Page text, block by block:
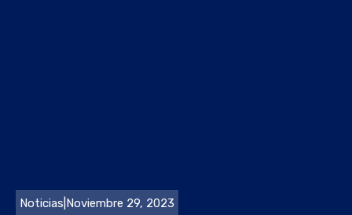
Noticias Noviembre 29, 2023